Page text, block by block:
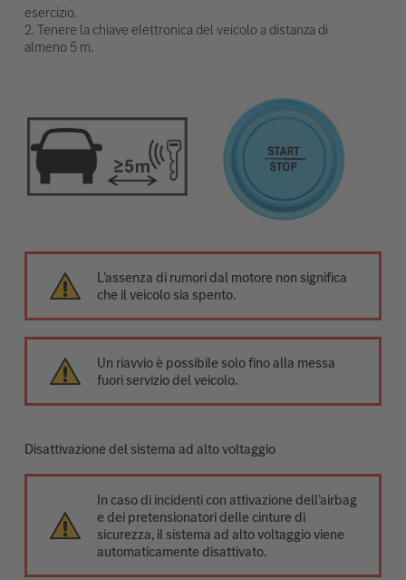
esercizio.
2. Tenere la chiave elettronica del veicolo a distanza di
almeno 5 m.
L’assenza di rumori dal motore non significa
che il veicolo sia spento.
Un riavvio è possibile solo fino alla messa
fuori servizio del veicolo.
Disattivazione del sistema ad alto voltaggio
In caso di incidenti con attivazione dell’airbag
e dei pretensionatori delle cinture di
sicurezza, il sistema ad alto voltaggio viene
automaticamente disattivato.